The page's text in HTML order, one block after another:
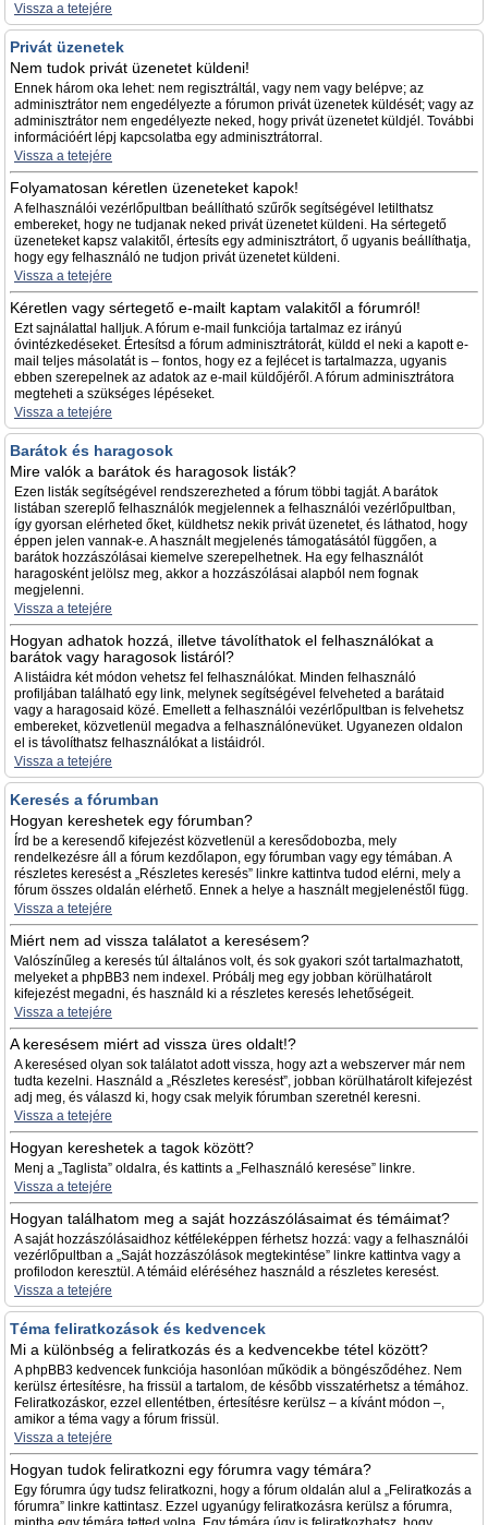
Vissza a tetejére
Privát üzenetek
Nem tudok privát üzenetet küldeni!
Ennek három oka lehet: nem regisztráltál, vagy nem vagy belépve; az
adminisztrátor nem engedélyezte a fórumon privát üzenetek küldését; vagy az
adminisztrátor nem engedélyezte neked, hogy privát üzenetet küldjél. További
információért lépj kapcsolatba egy adminisztrátorral.
Vissza a tetejére
Folyamatosan kéretlen üzeneteket kapok!
A felhasználói vezérlőpultban beállítható szűrők segítségével letilthatsz
embereket, hogy ne tudjanak neked privát üzenetet küldeni. Ha sértegető
üzeneteket kapsz valakitől, értesíts egy adminisztrátort, ő ugyanis beállíthatja,
hogy egy felhasználó ne tudjon privát üzenetet küldeni.
Vissza a tetejére
Kéretlen vagy sértegető e-mailt kaptam valakitől a fórumról!
Ezt sajnálattal halljuk. A fórum e-mail funkciója tartalmaz ez irányú
óvintézkedéseket. Értesítsd a fórum adminisztrátorát, küldd el neki a kapott e-
mail teljes másolatát is – fontos, hogy ez a fejlécet is tartalmazza, ugyanis
ebben szerepelnek az adatok az e-mail küldőjéről. A fórum adminisztrátora
megteheti a szükséges lépéseket.
Vissza a tetejére
Barátok és haragosok
Mire valók a barátok és haragosok listák?
Ezen listák segítségével rendszerezheted a fórum többi tagját. A barátok
listában szereplő felhasználók megjelennek a felhasználói vezérlőpultban,
így gyorsan elérheted őket, küldhetsz nekik privát üzenetet, és láthatod, hogy
éppen jelen vannak-e. A használt megjelenés támogatásától függően, a
barátok hozzászólásai kiemelve szerepelhetnek. Ha egy felhasználót
haragosként jelölsz meg, akkor a hozzászólásai alapból nem fognak
megjelenni.
Vissza a tetejére
Hogyan adhatok hozzá, illetve távolíthatok el felhasználókat a
barátok vagy haragosok listáról?
A listáidra két módon vehetsz fel felhasználókat. Minden felhasználó
profiljában található egy link, melynek segítségével felveheted a barátaid
vagy a haragosaid közé. Emellett a felhasználói vezérlőpultban is felvehetsz
embereket, közvetlenül megadva a felhasználónevüket. Ugyanezen oldalon
el is távolíthatsz felhasználókat a listáidról.
Vissza a tetejére
Keresés a fórumban
Hogyan kereshetek egy fórumban?
Írd be a keresendő kifejezést közvetlenül a keresődobozba, mely
rendelkezésre áll a fórum kezdőlapon, egy fórumban vagy egy témában. A
részletes keresést a „Részletes keresés” linkre kattintva tudod elérni, mely a
fórum összes oldalán elérhető. Ennek a helye a használt megjelenéstől függ.
Vissza a tetejére
Miért nem ad vissza találatot a keresésem?
Valószínűleg a keresés túl általános volt, és sok gyakori szót tartalmazhatott,
melyeket a phpBB3 nem indexel. Próbálj meg egy jobban körülhatárolt
kifejezést megadni, és használd ki a részletes keresés lehetőségeit.
Vissza a tetejére
A keresésem miért ad vissza üres oldalt!?
A keresésed olyan sok találatot adott vissza, hogy azt a webszerver már nem
tudta kezelni. Használd a „Részletes keresést”, jobban körülhatárolt kifejezést
adj meg, és válaszd ki, hogy csak melyik fórumban szeretnél keresni.
Vissza a tetejére
Hogyan kereshetek a tagok között?
Menj a „Taglista” oldalra, és kattints a „Felhasználó keresése” linkre.
Vissza a tetejére
Hogyan találhatom meg a saját hozzászólásaimat és témáimat?
A saját hozzászólásaidhoz kétféleképpen férhetsz hozzá: vagy a felhasználói
vezérlőpultban a „Saját hozzászólások megtekintése” linkre kattintva vagy a
profilodon keresztül. A témáid eléréséhez használd a részletes keresést.
Vissza a tetejére
Téma feliratkozások és kedvencek
Mi a különbség a feliratkozás és a kedvencekbe tétel között?
A phpBB3 kedvencek funkciója hasonlóan működik a böngésződéhez. Nem
kerülsz értesítésre, ha frissül a tartalom, de később visszatérhetsz a témához.
Feliratkozáskor, ezzel ellentétben, értesítésre kerülsz – a kívánt módon –,
amikor a téma vagy a fórum frissül.
Vissza a tetejére
Hogyan tudok feliratkozni egy fórumra vagy témára?
Egy fórumra úgy tudsz feliratkozni, hogy a fórum oldalán alul a „Feliratkozás a
fórumra” linkre kattintasz. Ezzel ugyanúgy feliratkozásra kerülsz a fórumra,